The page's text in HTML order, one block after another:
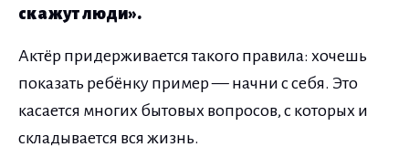
скажут люди».
Актёр придерживается такого правила: хочешь
показать ребёнку пример — начни с себя. Это
касается многих бытовых вопросов, с которых и
складывается вся жизнь.